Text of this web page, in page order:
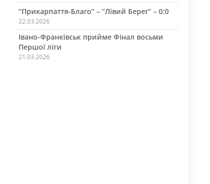
“Прикарпаття-Благо” – “Лівий Берег” – 0:0
22.03.2026
Івано-Франківськ прийме Фінал восьми
Першої ліги
21.03.2026